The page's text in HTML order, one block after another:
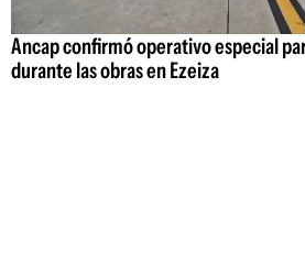
Ancap confirmó operativo especial
durante las obras en Ezeiza